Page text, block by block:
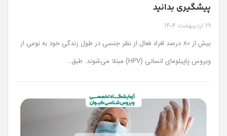
پیشگیری بدانید
29 اردیبهشت 1404
بیش از 80 درصد افراد فعال از نظر جنسی در طول زندگی خود به نوعی از
ویروس پاپیلومای انسانی (HPV) مبتلا می‌شوند. طبق
…